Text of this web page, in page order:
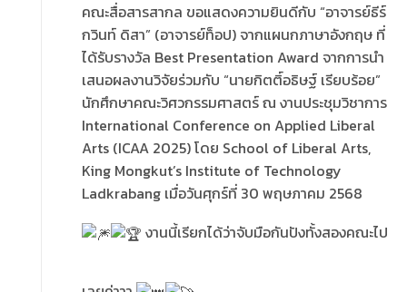
คณะสื่อสารสากล ขอแสดงความยินดีกับ “อาจารย์ธีร์
กวินท์ ดิสา” (อาจารย์ท็อป) จากแผนกภาษาอังกฤษ ที่
ได้รับรางวัล Best Presentation Award จากการนำ
เสนอผลงานวิจัยร่วมกับ “นายกิตติ์อธิษฐ์ เรียบร้อย”
นักศึกษาคณะวิศวกรรมศาสตร์ ณ งานประชุมวิชาการ
International Conference on Applied Liberal
Arts (ICAA 2025) โดย School of Liberal Arts,
King Mongkut’s Institute of Technology
Ladkrabang เมื่อวันศุกร์ที่ 30 พฤษภาคม 2568
งานนี้เรียกได้ว่าจับมือกันปังทั้งสองคณะไป